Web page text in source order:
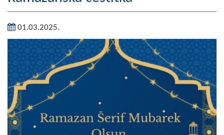
Geografija
Naseljena mjesta
Zanimljivosti
Fotogalerija
NAČELNIK
O Načelniku
01.03.2025.